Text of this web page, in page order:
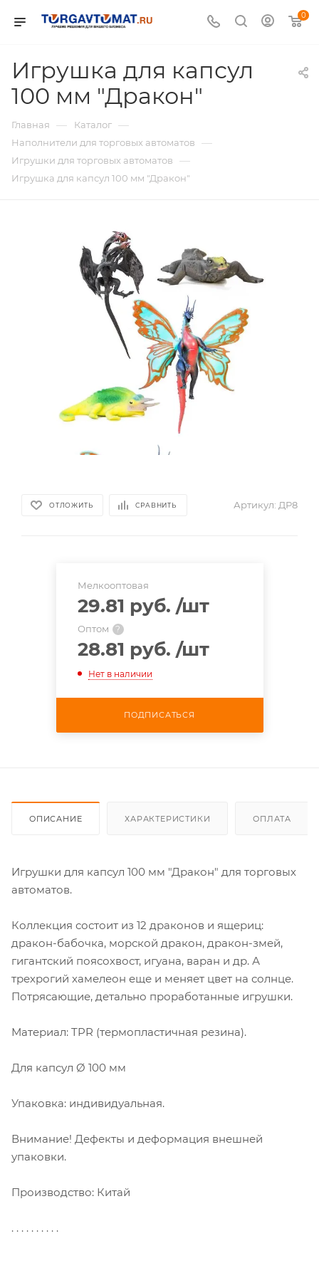
0
Игрушка для капсул
100 мм "Дракон"
Главная — Каталог —
Наполнители для торговых автоматов —
Игрушки для торговых автоматов —
Игрушка для капсул 100 мм "Дракон"
ОТЛОЖИТЬ СРАВНИТЬ Артикул: ДР8
Мелкооптовая
29.81 руб. /шт
Оптом ?
28.81 руб. /шт
Нет в наличии
ПОДПИСАТЬСЯ
ОПИСАНИЕ ХАРАКТЕРИСТИКИ ОПЛАТА
Игрушки для капсул 100 мм "Дракон" для торговых
автоматов.
Коллекция состоит из 12 драконов и ящериц:
дракон-бабочка, морской дракон, дракон-змей,
гигантский поясохвост, игуана, варан и др. А
трехрогий хамелеон еще и меняет цвет на солнце.
Потрясающие, детально проработанные игрушки.
Материал: TPR (термопластичная резина).
Для капсул Ø 100 мм
Упаковка: индивидуальная.
Внимание! Дефекты и деформация внешней
упаковки.
Производство: Китай
. . . . . . . . . .